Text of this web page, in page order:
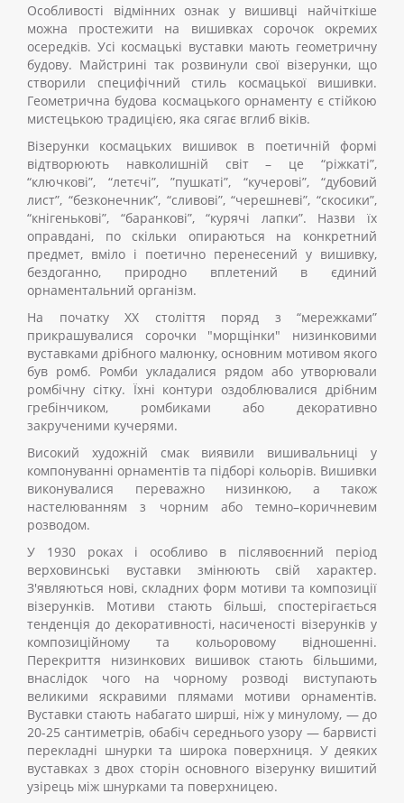
Особливості відмінних ознак у вишивці найчіткіше
можна простежити на вишивках сорочок окремих
осередків. Усі космацькі вуставки мають геометричну
будову. Майстрині так розвинули свої візерунки, що
створили специфічний стиль космацької вишивки.
Геометрична будова космацького орнаменту є стійкою
мистецькою традицією, яка сягає вглиб віків.
Візерунки космацьких вишивок в поетичній формі
відтворюють навколишній світ – це “ріжкаті”,
“ключкові”, “летєчі”, ”пушкаті”, “кучерові”, “дубовий
лист”, “безконечник”, “сливові”, “черешневі”, “скосики”,
“кнігенькові”, “баранкові”, “курячі лапки”. Назви їх
оправдані, по скільки опираються на конкретний
предмет, вміло і поетично перенесений у вишивку,
бездоганно, природно вплетений в єдиний
орнаментальний організм.
На початку XX століття поряд з “мережками”
прикрашувалися сорочки "морщінки" низинковими
вуставками дрібного малюнку, основним мотивом якого
був ромб. Ромби укладалися рядом або утворювали
ромбічну сітку. Їхні контури оздоблювалися дрібним
гребінчиком, ромбиками або декоративно
закрученими кучерями.
Високий художній смак виявили вишивальниці у
компонуванні орнаментів та підборі кольорів. Вишивки
виконувалися переважно низинкою, а також
настелюванням з чорним або темно–коричневим
розводом.
У 1930 роках і особливо в післявоєнний період
верховинські вуставки змінюють свій характер.
З'являються нові, складних форм мотиви та композиції
візерунків. Мотиви стають більші, спостерігається
тенденція до декоративності, насиченості візерунків у
композиційному та кольоровому відношенні.
Перекриття низинкових вишивок стають більшими,
внаслідок чого на чорному розводі виступають
великими яскравими плямами мотиви орнаментів.
Вуставки стають набагато ширші, ніж у минулому, — до
20-25 сантиметрів, обабіч середнього узору — барвисті
перекладні шнурки та широка поверхниця. У деяких
вуставках з двох сторін основного візерунку вишитий
узірець між шнурками та поверхницею.